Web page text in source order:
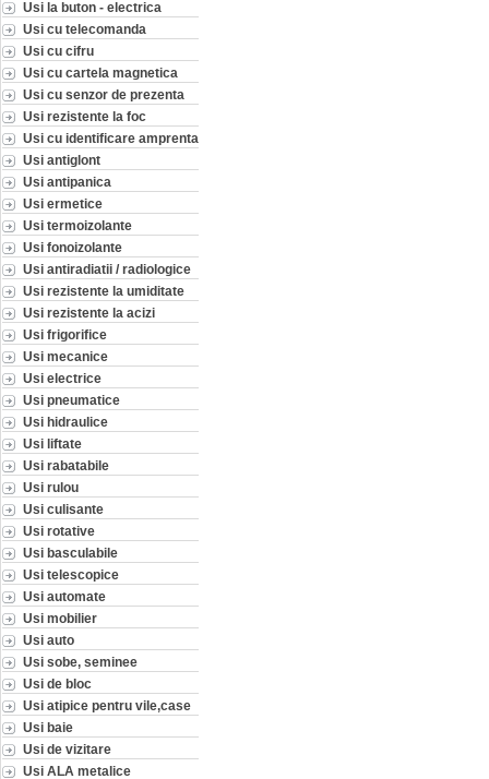
Usi la buton - electrica
Usi cu telecomanda
Usi cu cifru
Usi cu cartela magnetica
Usi cu senzor de prezenta
Usi rezistente la foc
Usi cu identificare amprenta
Usi antiglont
Usi antipanica
Usi ermetice
Usi termoizolante
Usi fonoizolante
Usi antiradiatii / radiologice
Usi rezistente la umiditate
Usi rezistente la acizi
Usi frigorifice
Usi mecanice
Usi electrice
Usi pneumatice
Usi hidraulice
Usi liftate
Usi rabatabile
Usi rulou
Usi culisante
Usi rotative
Usi basculabile
Usi telescopice
Usi automate
Usi mobilier
Usi auto
Usi sobe, seminee
Usi de bloc
Usi atipice pentru vile,case
Usi baie
Usi de vizitare
Usi ALA metalice